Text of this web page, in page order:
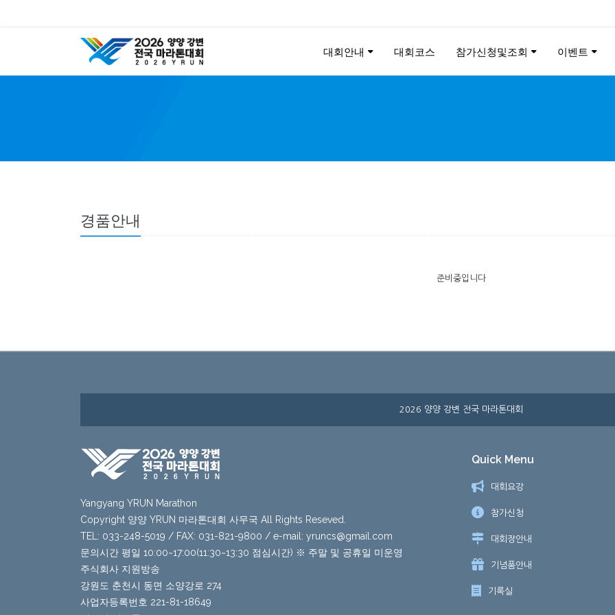
대회안내 대회코스 참가신청및조회 이벤트
경품안내
준비중입니다
2026 양양 강변 전국 마라톤대회
Yangyang YRUN Marathon
Copyright 양양 YRUN 마라톤대회 사무국 All Rights Reseved.
TEL: 033-248-5019 / FAX: 031-821-9800 / e-mail: yruncs@gmail.com
문의시간 평일 10:00~17:00(11:30~13:30 점심시간) ※ 주말 및 공휴일 미운영
주식회사 지원방송
강원도 춘천시 동면 소양강로 274
사업자등록번호 221-81-18649
Quick Menu
대회요강
참가신청
대회장안내
기념품안내
기록실